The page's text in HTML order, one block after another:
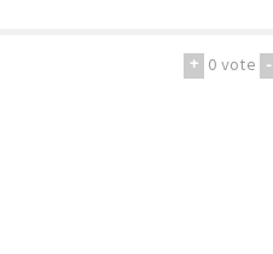
+ 0vote -